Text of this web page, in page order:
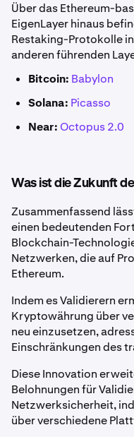
Über das Ethereum-
EigenLayer hinaus
Restaking-Protokolle
anderen führenden
Bitcoin: Babylon
Solana: Picasso
Near: Octopus 2.0
Was ist die Zukunft
Zusammenfassend
einen bedeutenden
Blockchain-
Netzwerken, die auf
Ethereum.
Indem es Validierern
Kryptowährung über
neu einzusetzen,
Einschränkungen des
Diese Innovation
Belohnungen für
Netzwerksicherheit,
über verschiedene